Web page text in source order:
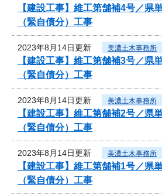
【建設工事】維工第舗補4号／
（緊自債分）工事
2023年8月14日更新 美濃土木事務所
【建設工事】維工第舗補3号／
（緊自債分）工事
2023年8月14日更新 美濃土木事務所
【建設工事】維工第舗補2号／
（緊自債分）工事
2023年8月14日更新 美濃土木事務所
【建設工事】維工第舗補1号／
（緊自債分）工事